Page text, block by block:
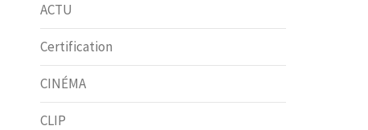
ACTU
Certification
CINÉMA
CLIP